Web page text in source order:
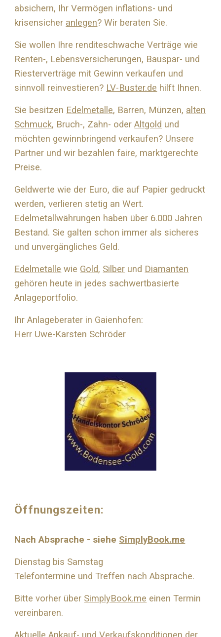
absichern, Ihr Vermögen inflations- und
krisensicher anlegen? Wir beraten Sie.
Sie wollen Ihre renditeschwache Verträge wie
Renten-, Lebensversicherungen, Bauspar- und
Riesterverträge mit Gewinn verkaufen und
sinnvoll reinvestieren? LV-Buster.de hilft Ihnen.
Sie besitzen Edelmetalle, Barren, Münzen, alten
Schmuck, Bruch-, Zahn- oderAltgold und
möchten gewinnbringend verkaufen? Unsere
Partner und wir bezahlen faire, marktgerechte
Preise.
Geldwerte wie der Euro, die auf Papier gedruckt
werden, verlieren stetig an Wert.
Edelmetallwährungen haben über 6.000 Jahren
Bestand. Sie galten schon immer als sicheres
und unvergängliches Geld.
Edelmetalle wie Gold, Silber und Diamanten
gehören heute in jedes sachwertbasierte
Anlageportfolio.
Ihr Anlageberater in Gaienhofen:
Herr Uwe-Karsten Schröder
Öffnungszeiten:
Nach Absprache - siehe SimplyBook.me
Dienstag bis Samstag
Telefontermine und Treffen nach Absprache.
Bitte vorher über SimplyBook.me einen Termin
vereinbaren.